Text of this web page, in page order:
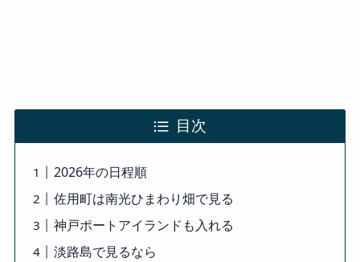
目次
2026年の日程順
佐用町は南光ひまわり畑で見る
神戸ポートアイランドも入れる
淡路島で見るなら